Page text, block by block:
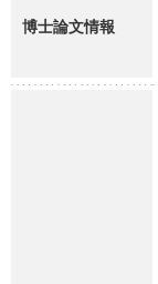
博士論文情報